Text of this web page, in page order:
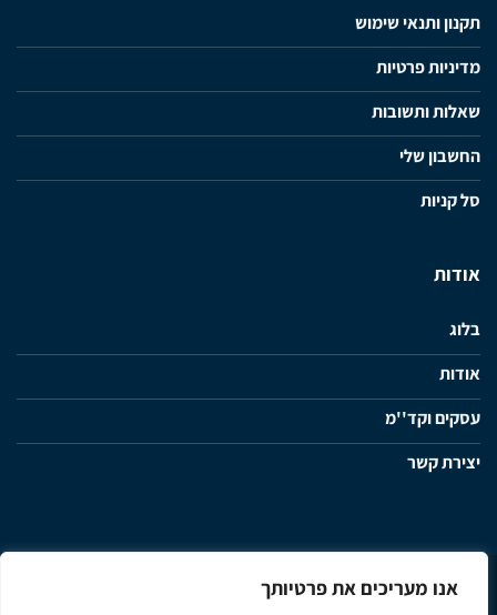
אנו מעריכים את פרטיותך
תקנון ותנאי שימוש
מדיניות פרטיות
שאלות ותשובות
החשבון שלי
סל קניות
אודות
בלוג
אודות
עסקים וקד''מ
יצירת קשר
מדיניות פרטיות תנאי שימוש ותקנון האתר